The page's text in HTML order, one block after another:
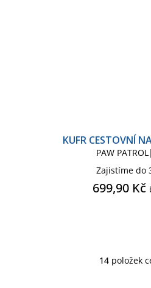
KUFR CESTOVNÍ
PAW
Zajistíme do
699,90 Kč
O
14 položek